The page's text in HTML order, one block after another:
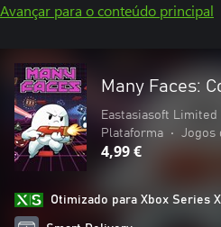
Avançar para o conteúdo principal
Many Faces:
Eastasiasoft Limited
Plataforma
• Jogos
4,99 €
Otimizado para Xbox Series